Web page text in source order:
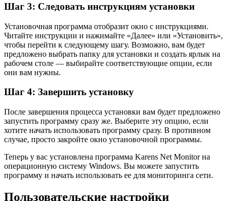
Шаг 3: Следовать инструкциям установки
Установочная программа отобразит окно с инструкциями.
Читайте инструкции и нажимайте «Далее» или «Установить»,
чтобы перейти к следующему шагу. Возможно, вам будет
предложено выбрать папку для установки и создать ярлык на
рабочем столе — выбирайте соответствующие опции, если
они вам нужны.
Шаг 4: Завершить установку
После завершения процесса установки вам будет предложено
запустить программу сразу же. Выберите эту опцию, если
хотите начать использовать программу сразу. В противном
случае, просто закройте окно установочной программы.
Теперь у вас установлена программа Karens Net Monitor на
операционную систему Windows. Вы можете запустить
программу и начать использовать ее для мониторинга сети.
Пользовательские настройки